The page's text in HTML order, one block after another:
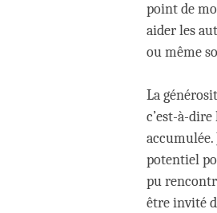
point de
aider les
ou même
La
c’est-à-
potentiel
pu
être invité